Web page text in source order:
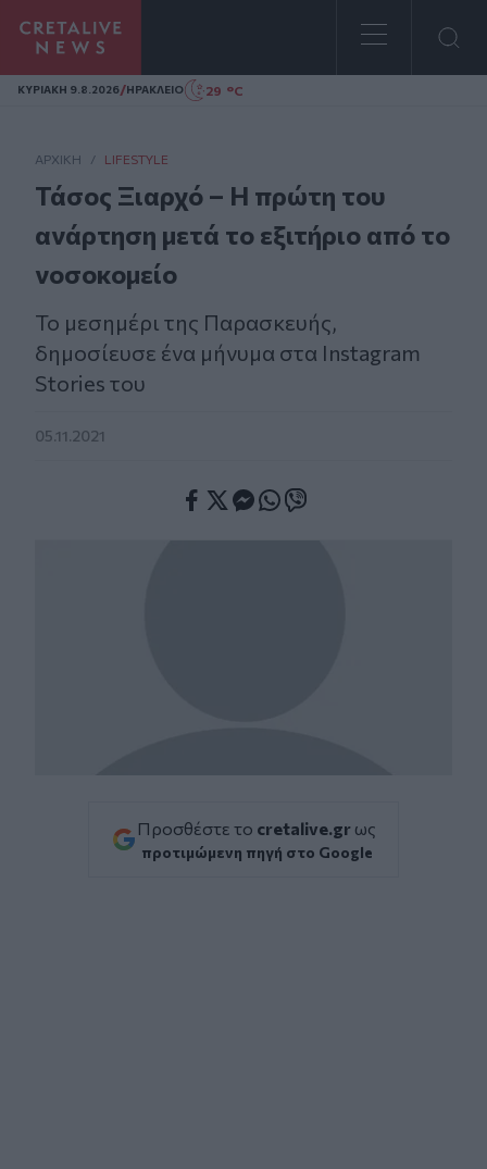
Homepage
ΚΥΡΙΑΚΗ 9.8.2026/ΗΡΑΚΛΕΙΟ 29 °C
ΑΡΧΙΚΗ / LIFESTYLE
Τάσος Ξιαρχό – Η πρώτη του
ανάρτηση μετά το εξιτήριο από το
νοσοκομείο
Το μεσημέρι της Παρασκευής,
δημοσίευσε ένα μήνυμα στα Instagram
Stories του
05.11.2021
Προσθέστε το cretalive.gr ως
προτιμώμενη πηγή στο Google